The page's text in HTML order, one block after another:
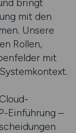
bringt
mit den
Unsere
Rollen,
mit
Einführung –